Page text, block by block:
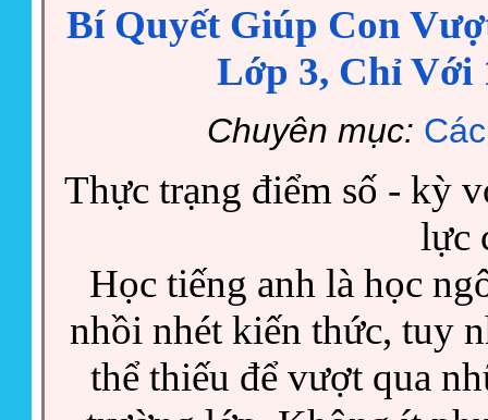
Bí Quyết Giúp Con
Lớp 3, Chỉ Với
Chuyên mục:
Thực trạng điểm số - kỳ
lực
Học tiếng anh là học
nhồi nhét kiến thức, tuy
thể thiếu để vượt qua